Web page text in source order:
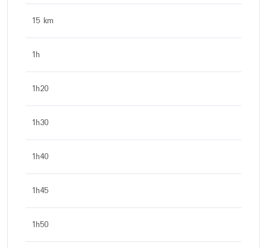
15 km
1h
1h20
1h30
1h40
1h45
1h50